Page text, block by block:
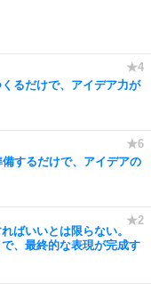
るだけで、アイデア力が
するだけで、アイデアの
ばいいとは限らない。
、最終的な表現が完成す